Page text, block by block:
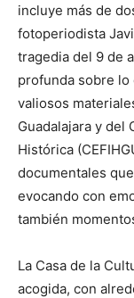
incluye más de
fotoperiodista
tragedia del 9 de
profunda sobre
valiosos
Guadalajara y del
Histórica
documentales
evocando con
también
La Casa de la
acogida, con